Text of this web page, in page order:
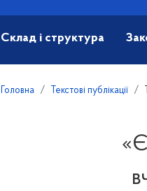
Склад і структура
Головна Текстові публікації